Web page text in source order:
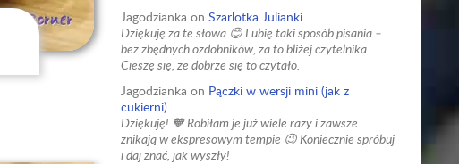
Jagodzianka on Szarlotka Julianki
Dziękuję za te słowa 😊 Lubię taki sposób pisania –
bez zbędnych ozdobników, za to bliżej czytelnika.
Cieszę się, że dobrze się to czytało.
Jagodzianka on Pączki w wersji mini (jak z
cukierni)
Dziękuję! 🧡 Robiłam je już wiele razy i zawsze
znikają w ekspresowym tempie 😉 Koniecznie spróbuj
i daj znać, jak wyszły!